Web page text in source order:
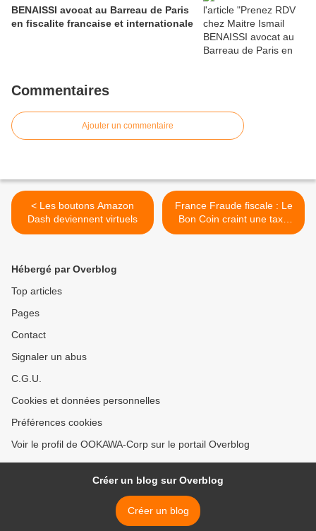
BENAISSI avocat au Barreau de Paris
en fiscalite francaise et internationale
Commentaires
Ajouter un commentaire
< Les boutons Amazon
Dash deviennent virtuels
France Fraude fiscale : Le
Bon Coin craint une taxe
sur les particuliers >
Hébergé par Overblog
Top articles
Pages
Contact
Signaler un abus
C.G.U.
Cookies et données personnelles
Préférences cookies
Voir le profil de OOKAWA-Corp sur le portail Overblog
Créer un blog sur Overblog
Créer un blog